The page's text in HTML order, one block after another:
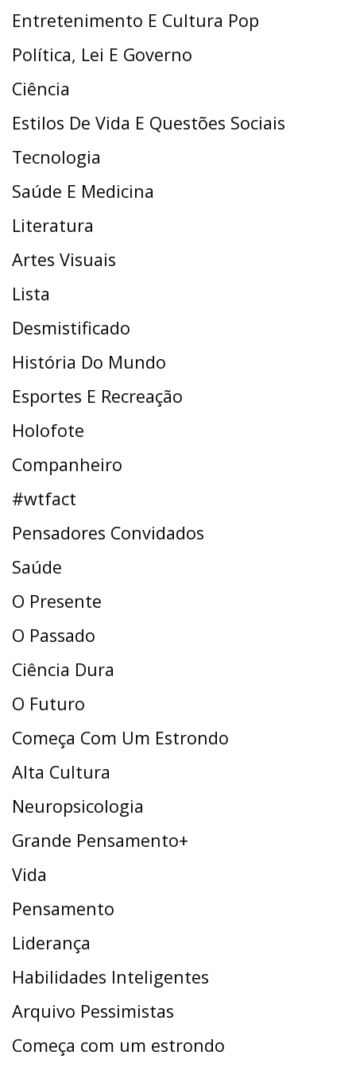
Entretenimento E Cultura Pop
Política, Lei E Governo
Ciência
Estilos De Vida E Questões Sociais
Tecnologia
Saúde E Medicina
Literatura
Artes Visuais
Lista
Desmistificado
História Do Mundo
Esportes E Recreação
Holofote
Companheiro
#wtfact
Pensadores Convidados
Saúde
O Presente
O Passado
Ciência Dura
O Futuro
Começa Com Um Estrondo
Alta Cultura
Neuropsicologia
Grande Pensamento+
Vida
Pensamento
Liderança
Habilidades Inteligentes
Arquivo Pessimistas
Começa com um estrondo